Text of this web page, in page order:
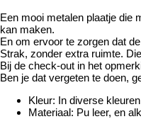
Een mooi metalen plaatje die
kan maken.
En om ervoor te zorgen dat
Strak, zonder extra ruimte.
Bij de check-out in het
Ben je dat vergeten te doen,
Kleur: In diverse
Materiaal: Pu leer, en